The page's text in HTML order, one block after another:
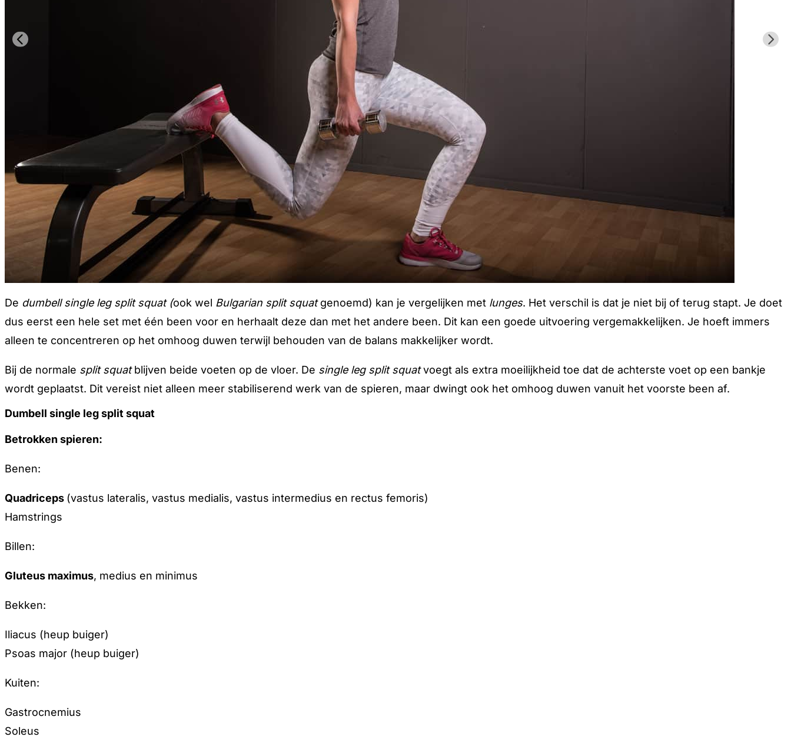
De dumbell single leg split squat (ook wel Bulgarian split squatgenoemd) kan je vergelijken met lunges. Het verschil is dat je niet bij of terug stapt. Je doet
dus eerst een hele set met één been voor en herhaalt deze dan met het andere been. Dit kan een goede uitvoering vergemakkelijken. Je hoeft immers
alleen te concentreren op het omhoog duwen terwijl behouden van de balans makkelijker wordt.
Bij de normale split squatblijven beide voeten op de vloer. De single leg split squatvoegt als extra moeilijkheid toe dat de achterste voet op een bankje
wordt geplaatst. Dit vereist niet alleen meer stabiliserend werk van de spieren, maar dwingt ook het omhoog duwen vanuit het voorste been af.
Dumbell single leg split squat
Betrokken spieren:
Benen:
Quadriceps (vastus lateralis, vastus medialis, vastus intermedius en rectus femoris)
Hamstrings
Billen:
Gluteus maximus, medius en minimus
Bekken:
Iliacus (heup buiger)
Psoas major (heup buiger)
Kuiten:
Gastrocnemius
Soleus